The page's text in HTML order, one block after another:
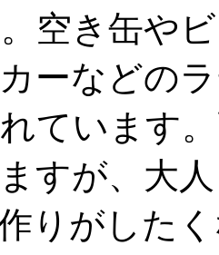
空き缶や
ーなどの
ています
すが、大
りがした